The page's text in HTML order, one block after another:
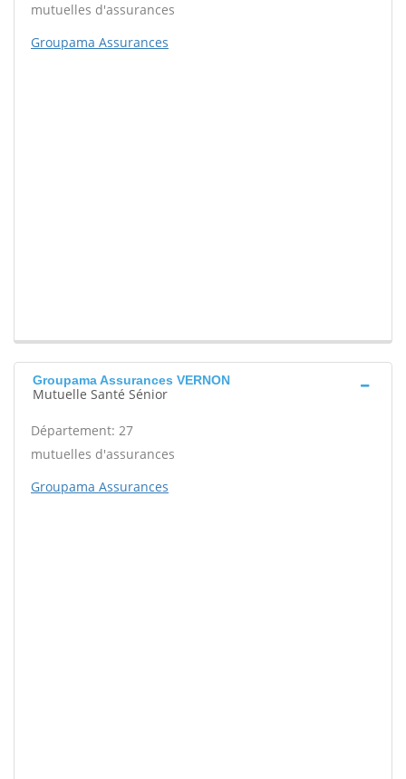
mutuelles d'assurances
Groupama Assurances
Groupama Assurances VERNON
Mutuelle Santé Sénior
Département: 27
mutuelles d'assurances
Groupama Assurances